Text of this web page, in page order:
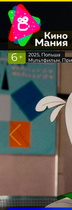
6 +
2025, Польша
Мультфильм,